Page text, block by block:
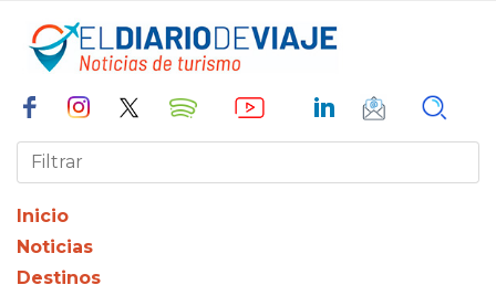
Inicio
Noticias
Destinos